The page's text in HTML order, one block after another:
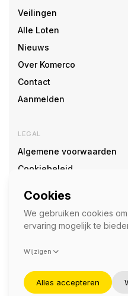
Veilingen
Alle Loten
Nieuws
Over Komerco
Contact
Aanmelden
LEGAL
Algemene voorwaarden
Cookiebeleid
SOCIAL
©2026
Deze site wordt beschermd door